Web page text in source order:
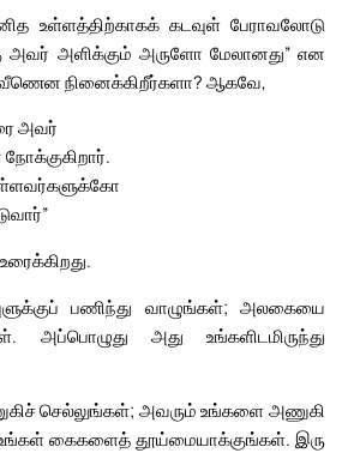
உள்ளத்திற்காகக் கடவுள் பேராவலோடு
அவர் அளிக்கும் அருளோ மேலானது” என
நினைக்கிறீர்களா? ஆகவே,
அவர்
பணிந்து வாழுங்கள்; அலகையை
அப்பொழுது அது உங்களிடமிருந்து
செல்லுங்கள்; அவரும் உங்களை அணுகி
உங்கள் கைகளைத் தூய்மையாக்குங்கள். இரு